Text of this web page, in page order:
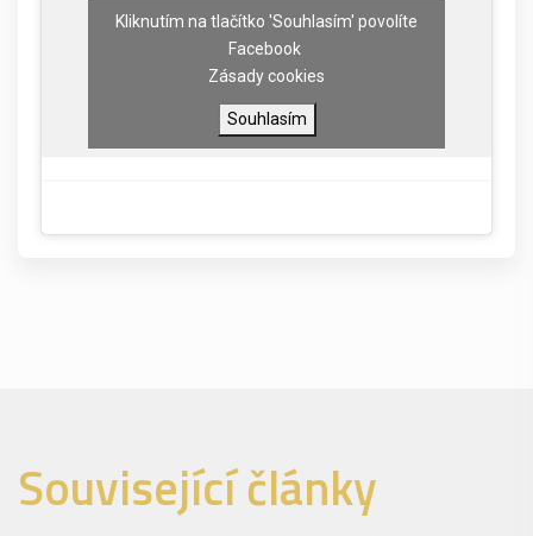
Kliknutím na tlačítko 'Souhlasím' povolíte
Facebook
Zásady cookies
Souhlasím
Související články